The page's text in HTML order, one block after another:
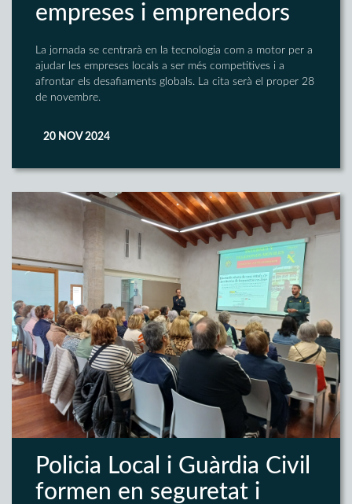
empreses i emprenedors
La jornada se centrarà en la tecnologia com a motor per a
ajudar les empreses locals a ser més competitives i a
afrontar els desafiaments globals. La cita serà el proper 28
de novembre.
20 NOV 2024
Policia Local i Guàrdia Civil
formen en seguretat i